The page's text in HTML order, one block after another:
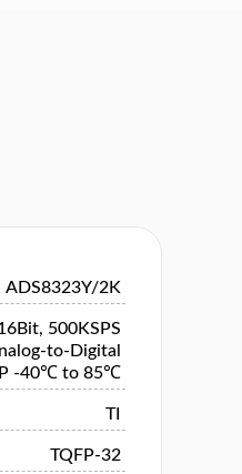
ADS8323Y/2K
500KSPS
to-Digital
-40℃ to 85℃
TI
TQFP-32